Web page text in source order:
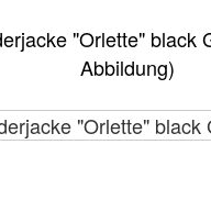
"Orlette" black
Abbildung)